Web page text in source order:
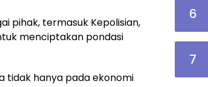
pihak, termasuk Kepolisian,
menciptakan pondasi
tidak hanya pada ekonomi
6
7